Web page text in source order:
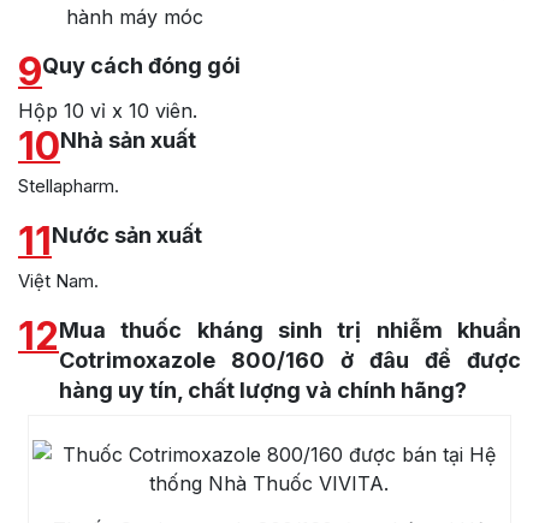
hành máy móc
9Quy cách đóng gói
Hộp 10 vỉ x 10 viên.
10Nhà sản xuất
Stellapharm.
11Nước sản xuất
Việt Nam.
12Mua thuốc kháng sinh trị nhiễm khuẩn
Cotrimoxazole 800/160 ở đâu để được
hàng uy tín, chất lượng và chính hãng?